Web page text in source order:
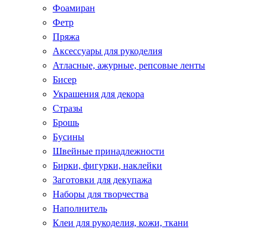
Фоамиран
Фетр
Пряжа
Аксессуары для рукоделия
Атласные, ажурные, репсовые ленты
Бисер
Украшения для декора
Стразы
Брошь
Бусины
Швейные принадлежности
Бирки, фигурки, наклейки
Заготовки для декупажа
Наборы для творчества
Наполнитель
Клеи для рукоделия, кожи, ткани